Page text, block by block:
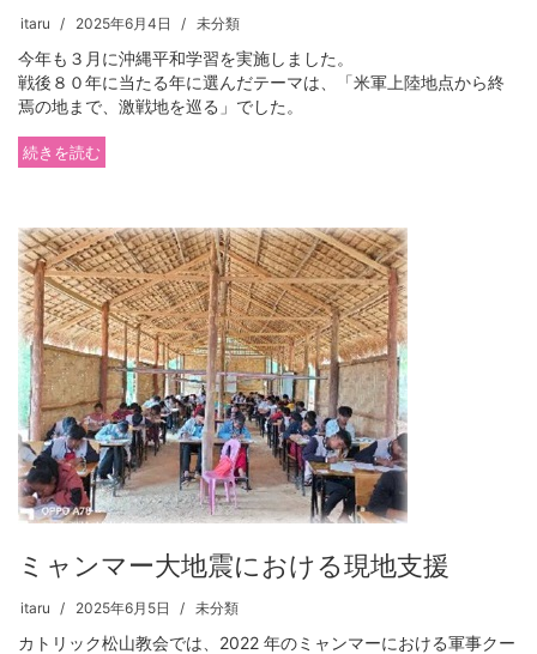
itaru 2025年6月4日 未分類
今年も３月に沖縄平和学習を実施しました。
戦後８０年に当たる年に選んだテーマは、「米軍上陸地点から終
焉の地まで、激戦地を巡る」でした。
続きを読む
ミャンマー大地震における現地支援
itaru 2025年6月5日 未分類
カトリック松山教会では、2022 年のミャンマーにおける軍事クー